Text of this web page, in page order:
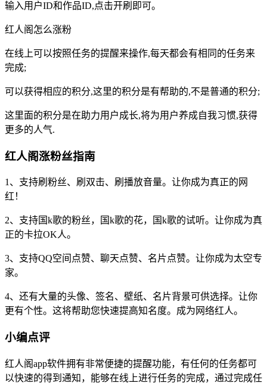
输入用户ID和作品ID,点击开刷即可。
红人阁怎么涨粉
在线上可以按照任务的提醒来操作,每天都会有相同的任务来
完成;
可以获得相应的积分,这里的积分是有帮助的,不是普通的积分;
这里面的积分是在助力用户成长,将为用户养成自我习惯,获得
更多的人气.
红人阁涨粉丝指南
1、支持刷粉丝、刷双击、刷播放音量。让你成为真正的网
红！
2、支持国k歌的粉丝，国k歌的花，国k歌的试听。让你成为真
正的卡拉OK人。
3、支持QQ空间点赞、聊天点赞、名片点赞。让你成为太空专
家。
4、还有大量的头像、签名、壁纸、名片背景可供选择。让你
更有个性。这将帮助您快速提高知名度。成为网络红人。
小编点评
红人阁app软件拥有非常便捷的提醒功能，有任何的任务都可
以快速的得到通知，能够在线上进行任务的完成，通过完成任